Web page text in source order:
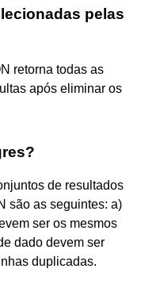
pelas
retorna todas as
após eliminar os
de resultados
são as seguintes: a)
ser os mesmos
dado devem ser
duplicadas.